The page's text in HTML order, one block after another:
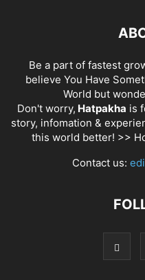
Be a part of fastest
believe You Have
World but
Don't worry, Hatpakha is
story, infomation &
this world better! >>
Contact us: